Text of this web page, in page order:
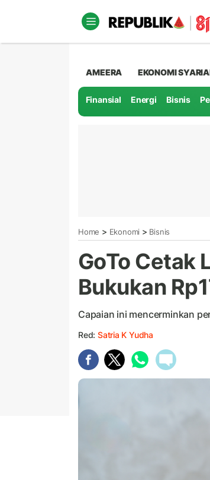
AMEERA EKONOMI
Finansial Energi Bisnis
Home > Ekonomi > Bisnis
GoTo Cetak
Bukukan
Capaian ini mencerminkan
Red: Satria K Yudha